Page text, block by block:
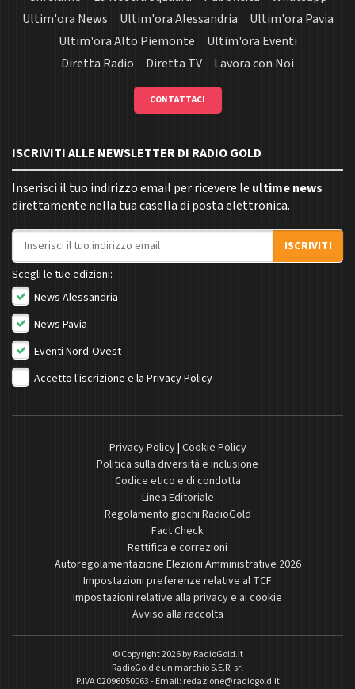
Ultim'ora News
Ultim'ora Alessandria
Ultim'ora Pavia
Ultim'ora Alto Piemonte
Ultim'ora Eventi
Diretta Radio
Diretta TV Lavora con Noi
CONTATTACI
ISCRIVITI ALLE NEWSLETTER DI RADIO GOLD
Inserisci il tuo indirizzo email per ricevere le ultime news
direttamente nella tua casella di posta elettronica.
Indirizzo email
ISCRIVITI
Scegli le tue edizioni:
News Alessandria
News Pavia
Eventi Nord-Ovest
Accetto l'iscrizione e la Privacy Policy
Privacy Policy| Cookie Policy
Politica sulla diversità e inclusione
Codice etico e di condotta
Linea Editoriale
Regolamento giochi RadioGold
Fact Check
Rettifica e correzioni
Autoregolamentazione Elezioni Amministrative 2026
Impostazioni preferenze relative al TCF
Impostazioni relative alla privacy e ai cookie
Avviso alla raccolta
© Copyright 2026 byRadioGold.it
RadioGold è un marchio S.E.R. srl
P.IVA 02096050063 - Email: redazione@radiogold.it